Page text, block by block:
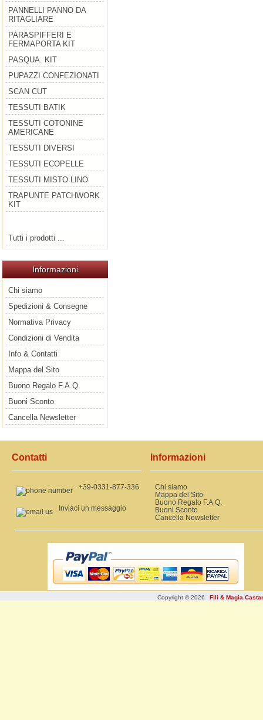
PANNELLI PANNO DA
RITAGLIARE
PARASPIFFERI E
FERMAPORTA KIT
PASQUA. KIT
PUPAZZI CONFEZIONATI
SCAN CUT
TESSUTI BATIK
TESSUTI COTONINE
AMERICANE
TESSUTI DIVERSI
TESSUTI ECOPELLE
TESSUTI MISTO LINO
TRAPUNTE PATCHWORK
KIT
Tutti i prodotti ...
Informazioni
Chi siamo
Spedizioni & Consegne
Normativa Privacy
Condizioni di Vendita
Info & Contatti
Mappa del Sito
Buono Regalo F.A.Q.
Buoni Sconto
Cancella Newsletter
Contatti
+39-0331-877-336
Inviaci un messaggio
Informazioni
Chi siamo
Mappa del Sito
Buono Regalo F.A.Q.
Buoni Sconto
Cancella Newsletter
Copyright © 2026 Fili & Magia